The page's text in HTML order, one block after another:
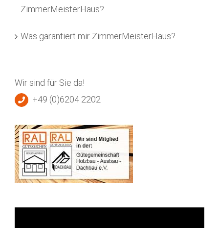
ZimmerMeisterHaus?
Was garantiert mir ZimmerMeisterHaus?
Wir sind für Sie da!
+49 (0)6204 2202